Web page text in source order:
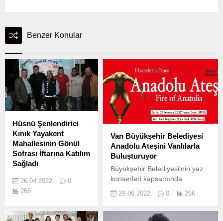
Benzer Konular
Hüsnü Şenlendirici
Kınık Yayakent
Mahallesinin Gönül
Sofrası İftarına Katılım
Sağladı
Hüsnü Şenlendirici,
Kınık Belediyesinin
Yayakent Mahallesi
26.04.2022
0
266
Van Büyükşehir Belediyesi
Anadolu Ateşini Vanlılarla
Buluşturuyor
Büyükşehir Belediyesi'nin yaz
konserleri kapsamında
Dans Topluluğunu Vanlılarla
29.06.2022 0 266